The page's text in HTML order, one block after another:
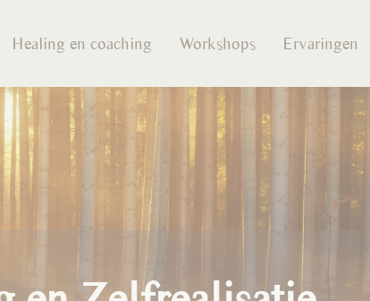
Healing en coaching Workshops Ervaringen